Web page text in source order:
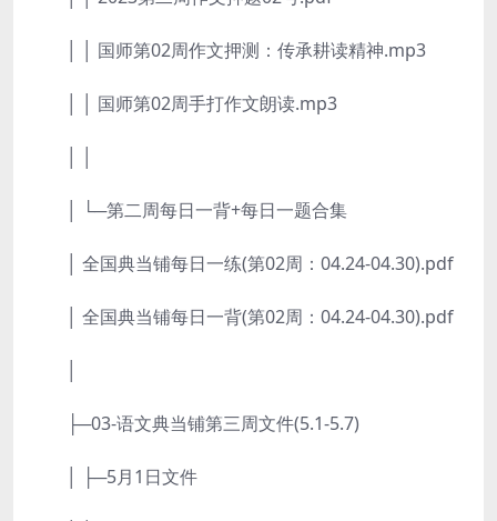
│ │ 国师第02周作文押测：传承耕读精神.mp3
│ │ 国师第02周手打作文朗读.mp3
│ └─第二周每日一背+每日一题合集
│ 全国典当铺每日一练(第02周：04.24-04.30).pdf
│ 全国典当铺每日一背(第02周：04.24-04.30).pdf
├─03-语文典当铺第三周文件(5.1-5.7)
│ ├─5月1日文件